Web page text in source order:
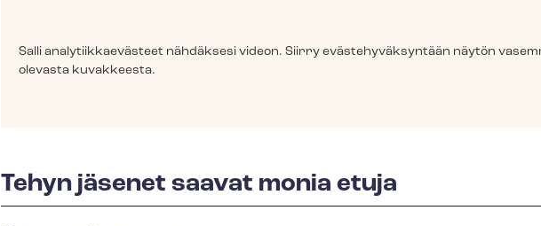
Salli ana­ly­tiik­kae­väs­teet nähdäksesi videon. Siirry eväs­te­hy­väk­syn­tään näytön
olevasta kuvakkeesta.
Tehyn jäsenet saavat monia etuja